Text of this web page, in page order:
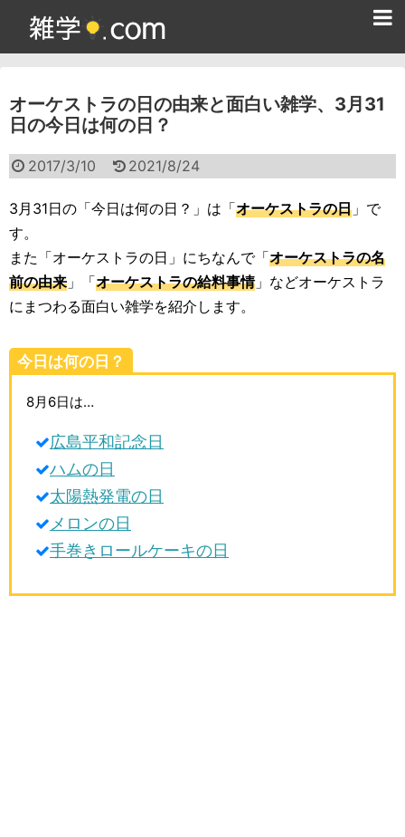
オーケストラの日の由来と面白い雑学、3月31
日の今日は何の日？
2017/3/10 2021/8/24
3月31日の「今日は何の日？」は「オーケストラの日 」で
す。
また「オーケストラの日」にちなんで「オーケストラの名
前の由来 」「オーケストラの給料事情」などオーケストラ
にまつわる面白い雑学を紹介します。
今日は何の日？
8月6日は…
広島平和記念日
ハムの日
太陽熱発電の日
メロンの日
手巻きロールケーキの日
雑学クイズ問題集
面白い雑学
スポーツ雑学
食べ物雑学
動物雑学
サイト情報